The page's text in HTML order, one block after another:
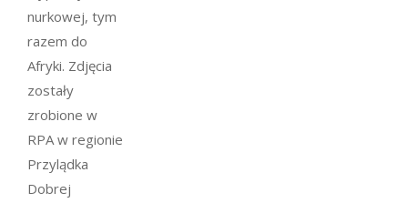
nurkowej, tym
razem do
Afryki. Zdjęcia
zostały
zrobione w
RPA w regionie
Przylądka
Dobrej